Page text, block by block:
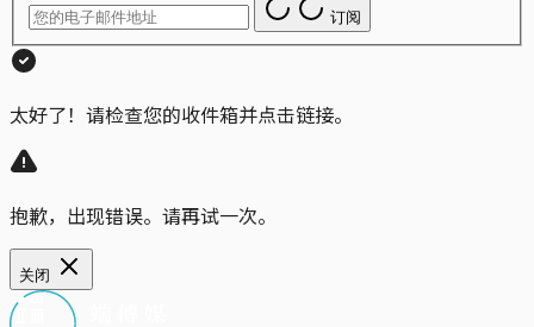
订阅
太好了！请检查您的收件箱并点击链接。
抱歉，出现错误。请再试一次。
关闭